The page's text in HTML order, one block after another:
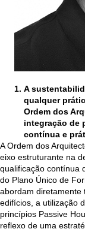
A
qualquer
Ordem dos
integração de
contínua e
A Ordem dos
eixo estruturante na
qualificação contínua
do Plano Único de
abordam diretamente
edifícios, a utilização
princípios Passive
reflexo de uma